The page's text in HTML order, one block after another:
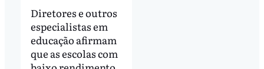
Diretores e outros
especialistas em
educação afirmam
que as escolas com